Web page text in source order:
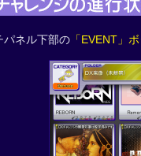
パネル下部の 「EVENT」